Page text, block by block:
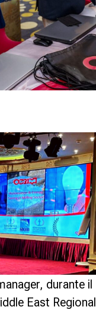
durante il
East Regional